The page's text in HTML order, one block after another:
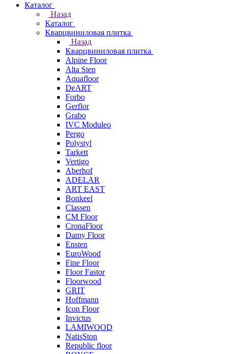
Каталог
Назад
Каталог
Кварцвиниловая плитка
Назад
Кварцвиниловая плитка
Alpine Floor
Alta Step
Aquafloor
DeART
Forbo
Gerflor
Grabo
IVC Moduleo
Pergo
Polystyl
Tarkett
Vertigo
Aberhof
ADELAR
ART EAST
Bonkeel
Classen
CM Floor
CronaFloor
Damy Floor
Ensten
EuroWood
Fine Floor
Floor Fastor
Floorwood
GRIT
Hoffmann
Icon Floor
Invictus
LAMIWOOD
NatisSton
Republic floor